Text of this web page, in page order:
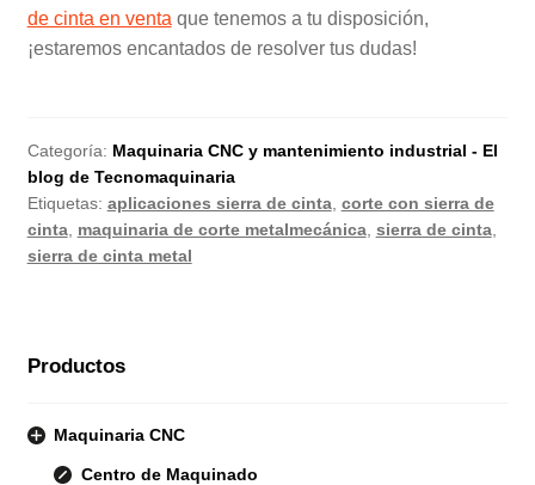
de cinta en venta que tenemos a tu disposición,
¡estaremos encantados de resolver tus dudas!
Categoría: Maquinaria CNC y mantenimiento industrial - El
blog de Tecnomaquinaria
Etiquetas: aplicaciones sierra de cinta, corte con sierra de
cinta, maquinaria de corte metalmecánica, sierra de cinta,
sierra de cinta metal
Productos
Maquinaria CNC
Centro de Maquinado